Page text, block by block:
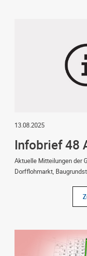
13.08.2025
Infobrief 48
Aktuelle Mitteilungen der
Dorfflohmarkt,